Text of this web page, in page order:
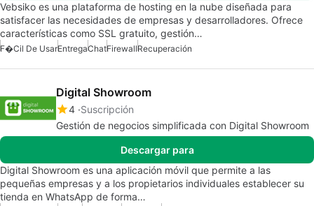
Vebsiko es una plataforma de hosting en la nube diseñada para
satisfacer las necesidades de empresas y desarrolladores. Ofrece
características como SSL gratuito, gestión…
F�cil De UsarEntregaChatFirewallRecuperación
Digital Showroom
4 Suscripción
Gestión de negocios simplificada con Digital Showroom
Descargar para
Digital Showroom es una aplicación móvil que permite a las
pequeñas empresas y a los propietarios individuales establecer su
tienda en WhatsApp de forma…